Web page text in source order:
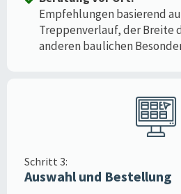
Empfehlungen basierend
Treppenverlauf, der Breite
anderen baulichen
Schritt 3:
Auswahl und Bestellung